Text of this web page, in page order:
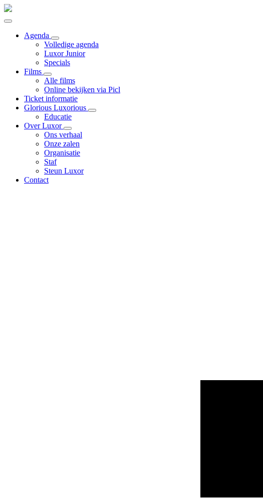
Agenda
Volledige agenda
Luxor Junior
Specials
Films
Alle films
Online bekijken via Picl
Ticket informatie
Glorious Luxorious
Educatie
Over Luxor
Ons verhaal
Onze zalen
Organisatie
Staf
Steun Luxor
Contact